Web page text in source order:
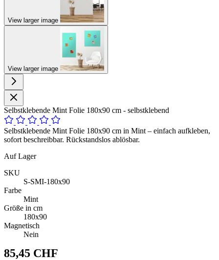
View larger image
View larger image
Selbstklebende Mint Folie 180x90 cm - selbstklebend
Selbstklebende Mint Folie 180x90 cm in Mint – einfach aufkleben,
sofort beschreibbar. Rückstandslos ablösbar.
Auf Lager
SKU
S-SMI-180x90
Farbe
Mint
Größe in cm
180x90
Magnetisch
Nein
85,45 CHF